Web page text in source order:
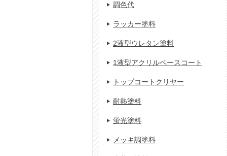
調色代
ラッカー塗料
2液型ウレタン塗料
1液型アクリルベースコート
トップコートクリヤー
耐熱塗料
蛍光塗料
メッキ調塗料